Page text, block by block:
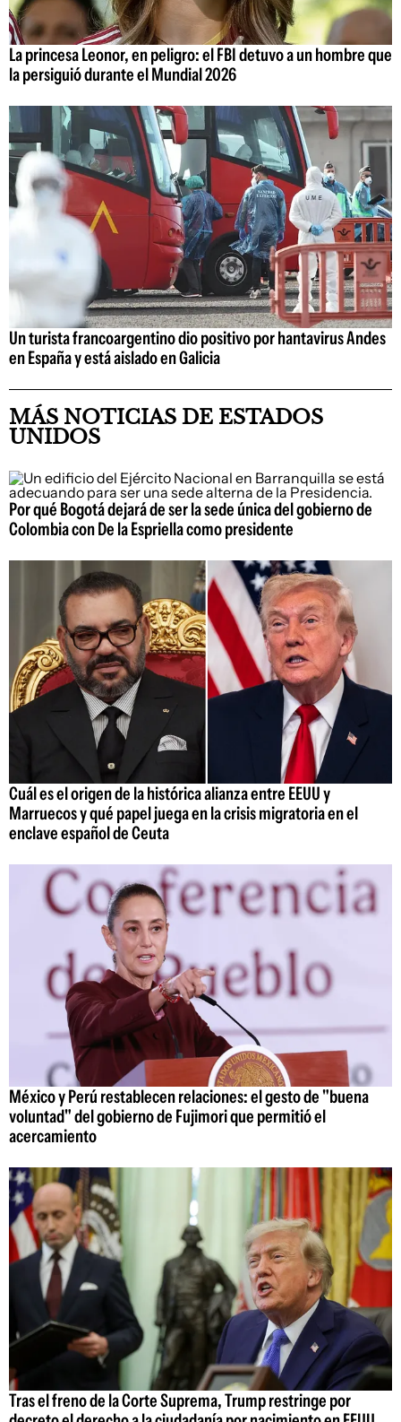
La princesa Leonor, en peligro: el FBI detuvo a un hombre que
la persiguió durante el Mundial 2026
Un turista francoargentino dio positivo por hantavirus Andes
en España y está aislado en Galicia
MÁS NOTICIAS DE ESTADOS
UNIDOS
Por qué Bogotá dejará de ser la sede única del gobierno de
Colombia con De la Espriella como presidente
Cuál es el origen de la histórica alianza entre EEUU y
Marruecos y qué papel juega en la crisis migratoria en el
enclave español de Ceuta
México y Perú restablecen relaciones: el gesto de "buena
voluntad" del gobierno de Fujimori que permitió el
acercamiento
Tras el freno de la Corte Suprema, Trump restringe por